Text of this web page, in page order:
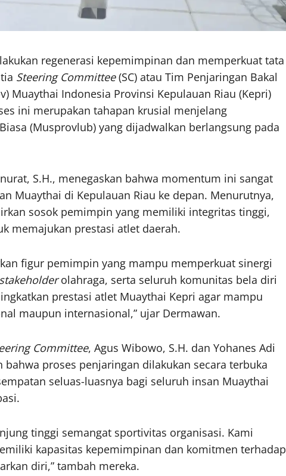
regenerasi kepemimpinan dan memperkuat tata
Steering Committee(SC) atau Tim Penjaringan Bakal
Muaythai Indonesia Provinsi Kepulauan Riau (Kepri)
ini merupakan tahapan krusial menjelang
(Musprovlub) yang dijadwalkan berlangsung pada
S.H., menegaskan bahwa momentum ini sangat
Muaythai di Kepulauan Riau ke depan. Menurutnya,
sosok pemimpin yang memiliki integritas tinggi,
memajukan prestasi atlet daerah.
figur pemimpin yang mampu memperkuat sinergi
stakeholderolahraga, serta seluruh komunitas bela diri
prestasi atlet Muaythai Kepri agar mampu
maupun internasional,” ujar Dermawan.
Committee, Agus Wibowo, S.H. dan Yohanes Adi
bahwa proses penjaringan dilakukan secara terbuka
seluas-luasnya bagi seluruh insan Muaythai
tinggi semangat sportivitas organisasi. Kami
kapasitas kepemimpinan dan komitmen terhadap
diri,” tambah mereka.